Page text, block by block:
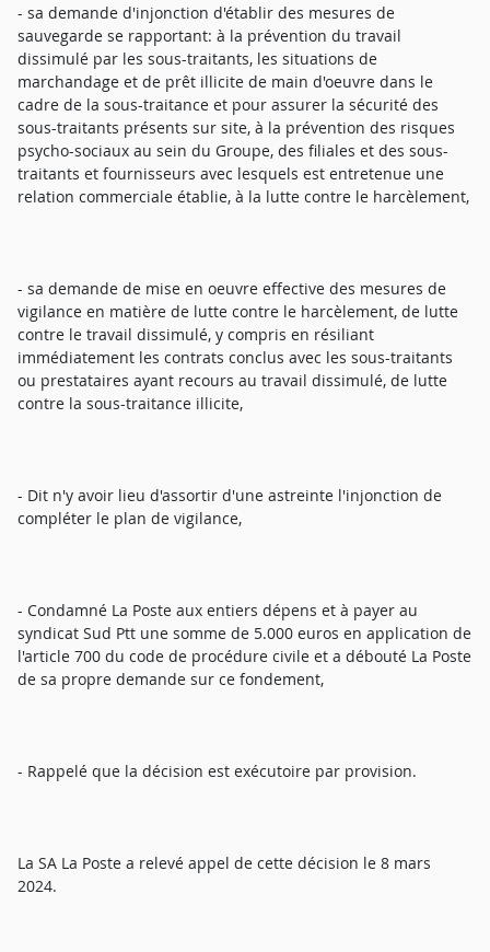
- sa demande d'injonction d'établir des mesures de
sauvegarde se rapportant: à la prévention du travail
dissimulé par les sous-traitants, les situations de
marchandage et de prêt illicite de main d'oeuvre dans le
cadre de la sous-traitance et pour assurer la sécurité des
sous-traitants présents sur site, à la prévention des risques
psycho-sociaux au sein du Groupe, des filiales et des sous-
traitants et fournisseurs avec lesquels est entretenue une
relation commerciale établie, à la lutte contre le harcèlement,
- sa demande de mise en oeuvre effective des mesures de
vigilance en matière de lutte contre le harcèlement, de lutte
contre le travail dissimulé, y compris en résiliant
immédiatement les contrats conclus avec les sous-traitants
ou prestataires ayant recours au travail dissimulé, de lutte
contre la sous-traitance illicite,
- Dit n'y avoir lieu d'assortir d'une astreinte l'injonction de
compléter le plan de vigilance,
- Condamné La Poste aux entiers dépens et à payer au
syndicat Sud Ptt une somme de 5.000 euros en application de
l'article 700 du code de procédure civile et a débouté La Poste
de sa propre demande sur ce fondement,
- Rappelé que la décision est exécutoire par provision.
La SA La Poste a relevé appel de cette décision le 8 mars
2024.